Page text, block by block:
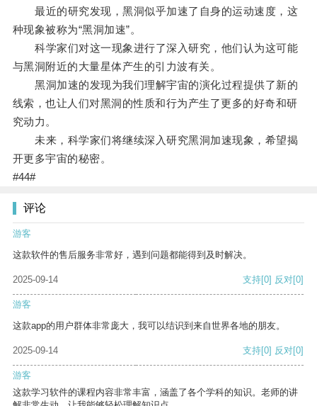
最近的研究发现，黑洞似乎加速了自身的运动速度，这
种现象被称为“黑洞加速”。
科学家们对这一现象进行了深入研究，他们认为这可能
与黑洞附近的大量星体产生的引力波有关。
黑洞加速的发现为我们理解宇宙的演化过程提供了新的
线索，也让人们对黑洞的性质和行为产生了更多的好奇和研
究动力。
未来，科学家们将继续深入研究黑洞加速现象，希望揭
开更多宇宙的秘密。
#44#
评论
游客
这款软件的售后服务非常好，遇到问题都能得到及时解决。
2025-09-14 支持[0] 反对[0]
游客
这款app的用户群体非常庞大，我可以结识到来自世界各地的朋友。
2025-09-14 支持[0] 反对[0]
游客
这款学习软件的课程内容非常丰富，涵盖了各个学科的知识。老师的讲